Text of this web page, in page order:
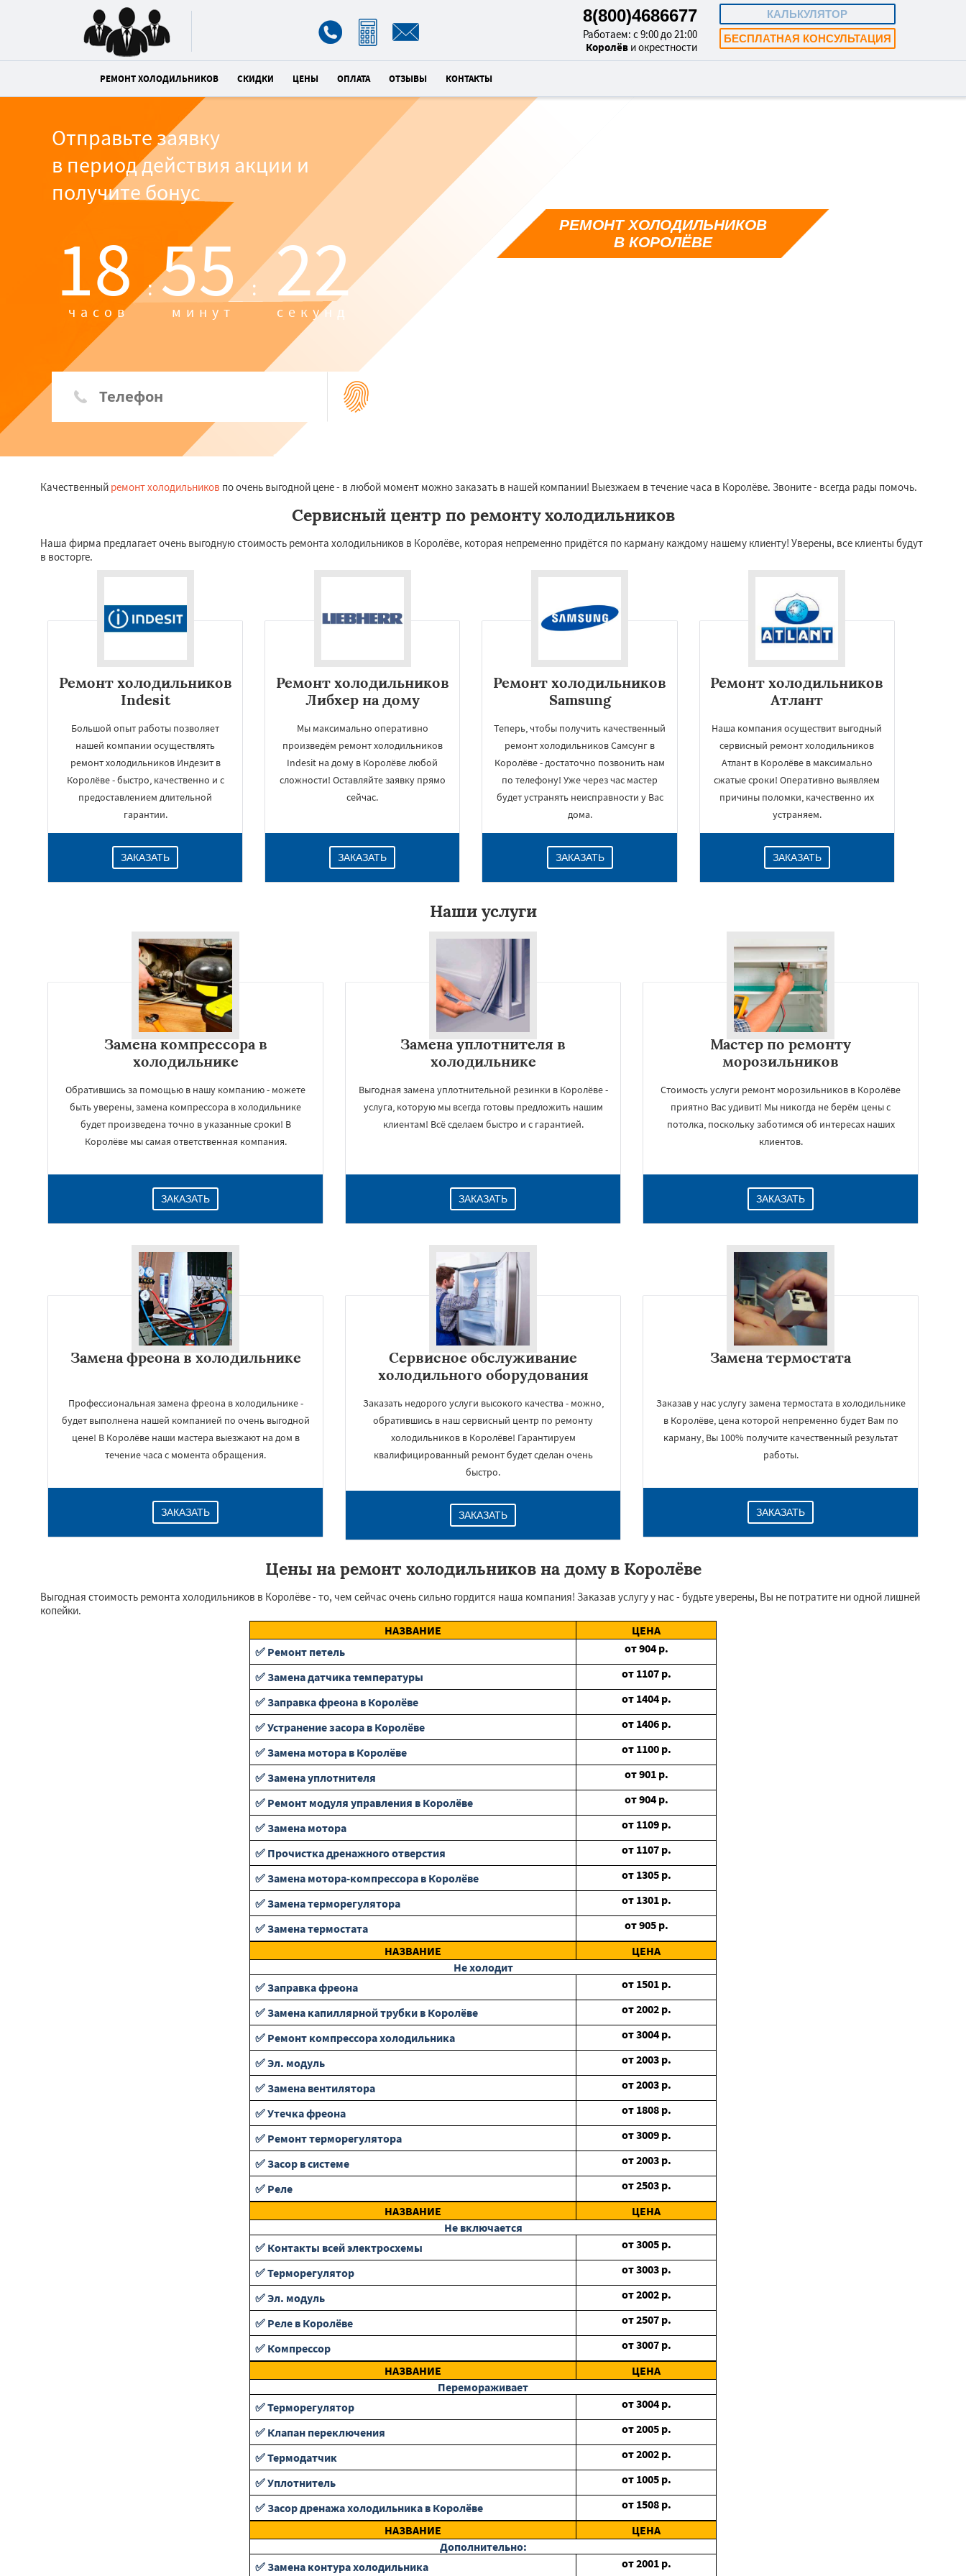
КАЛЬКУЛЯТОР
БЕСПЛАТНАЯ КОНСУЛЬТАЦИЯ
8(800)4686677
Работаем: с 9:00 до 21:00
Королёв и окрестности
РЕМОНТ ХОЛОДИЛЬНИКОВ СКИДКИ ЦЕНЫ ОПЛАТА ОТЗЫВЫ КОНТАКТЫ
Отправьте заявку
в период действия акции и
получите бонус
18 :
часов 55 :
минут 21
секунд
РЕМОНТ ХОЛОДИЛЬНИКОВ
В КОРОЛЁВЕ
Качественный ремонт холодильников по очень выгодной цене - в любой момент можно заказать в нашей компании! Выезжаем в течение часа в Королёве. Звоните - всегда рады помочь.
Сервисный центр по ремонту холодильников
Наша фирма предлагает очень выгодную стоимость ремонта холодильников в Королёве, которая непременно придётся по карману каждому нашему клиенту! Уверены, все клиенты будут
в восторге.
Ремонт холодильников
Indesit
Большой опыт работы позволяет
нашей компании осуществлять
ремонт холодильников Индезит в
Королёве - быстро, качественно и с
предоставлением длительной
гарантии.
ЗАКАЗАТЬ
Ремонт холодильников
Либхер на дому
Мы максимально оперативно
произведём ремонт холодильников
Indesit на дому в Королёве любой
сложности! Оставляйте заявку прямо
сейчас.
ЗАКАЗАТЬ
Ремонт холодильников
Samsung
Теперь, чтобы получить качественный
ремонт холодильников Самсунг в
Королёве - достаточно позвонить нам
по телефону! Уже через час мастер
будет устранять неисправности у Вас
дома.
ЗАКАЗАТЬ
Ремонт холодильников
Атлант
Наша компания осуществит выгодный
сервисный ремонт холодильников
Атлант в Королёве в максимально
сжатые сроки! Оперативно выявляем
причины поломки, качественно их
устраняем.
ЗАКАЗАТЬ
Наши услуги
Замена компрессора в
холодильнике
Обратившись за помощью в нашу компанию - можете
быть уверены, замена компрессора в холодильнике
будет произведена точно в указанные сроки! В
Королёве мы самая ответственная компания.
ЗАКАЗАТЬ
Замена уплотнителя в
холодильнике
Выгодная замена уплотнительной резинки в Королёве -
услуга, которую мы всегда готовы предложить нашим
клиентам! Всё сделаем быстро и с гарантией.
ЗАКАЗАТЬ
Мастер по ремонту
морозильников
Стоимость услуги ремонт морозильников в Королёве
приятно Вас удивит! Мы никогда не берём цены с
потолка, поскольку заботимся об интересах наших
клиентов.
ЗАКАЗАТЬ
Замена фреона в холодильнике
Профессиональная замена фреона в холодильнике -
будет выполнена нашей компанией по очень выгодной
цене! В Королёве наши мастера выезжают на дом в
течение часа с момента обращения.
ЗАКАЗАТЬ
Сервисное обслуживание
холодильного оборудования
Заказать недорого услуги высокого качества - можно,
обратившись в наш сервисный центр по ремонту
холодильников в Королёве! Гарантируем
квалифицированный ремонт будет сделан очень
быстро.
ЗАКАЗАТЬ
Замена термостата
Заказав у нас услугу замена термостата в холодильнике
в Королёве, цена которой непременно будет Вам по
карману, Вы 100% получите качественный результат
работы.
ЗАКАЗАТЬ
Цены на ремонт холодильников на дому в Королёве
Выгодная стоимость ремонта холодильников в Королёве - то, чем сейчас очень сильно гордится наша компания! Заказав услугу у нас - будьте уверены, Вы не потратите ни одной лишней
копейки.
НАЗВАНИЕ
ЦЕНА
✅ Ремонт петель
от904 р.
✅ Замена датчика температуры
от 1107 р.
✅ Заправка фреона в Королёве
от 1404 р.
✅ Устранение засора в Королёве
от 1406 р.
✅ Замена мотора в Королёве
от 1100 р.
✅ Замена уплотнителя
от901 р.
✅ Ремонт модуля управления в Королёве
от904 р.
✅ Замена мотора
от 1109 р.
✅ Прочистка дренажного отверстия
от 1107 р.
✅ Замена мотора-компрессора в Королёве
от 1305 р.
✅ Замена терморегулятора
от 1301 р.
✅ Замена термостата
от905 р.
НАЗВАНИЕ
ЦЕНА
Не холодит
✅ Заправка фреона
от 1501 р.
✅ Замена капиллярной трубки в Королёве
от2002 р.
✅ Ремонт компрессора холодильника
от3004 р.
✅ Эл. модуль
от2003 р.
✅ Замена вентилятора
от2003 р.
✅ Утечка фреона
от 1808 р.
✅ Ремонт терморегулятора
от3009 р.
✅ Засор в системе
от2003 р.
✅ Реле
от2503 р.
НАЗВАНИЕ
ЦЕНА
Не включается
✅ Контакты всей электросхемы
от3005 р.
✅ Терморегулятор
от3003 р.
✅ Эл. модуль
от2002 р.
✅ Реле в Королёве
от2507 р.
✅ Компрессор
от3007 р.
НАЗВАНИЕ
ЦЕНА
Перемораживает
✅ Терморегулятор
от3004 р.
✅ Клапан переключения
от2005 р.
✅ Термодатчик
от2002 р.
✅ Уплотнитель
от 1005 р.
✅ Засор дренажа холодильника в Королёве
от 1508 р.
НАЗВАНИЕ
ЦЕНА
Дополнительно:
✅ Замена контура холодильника
от2001 р.
Даю согласие на обработку персональных данных